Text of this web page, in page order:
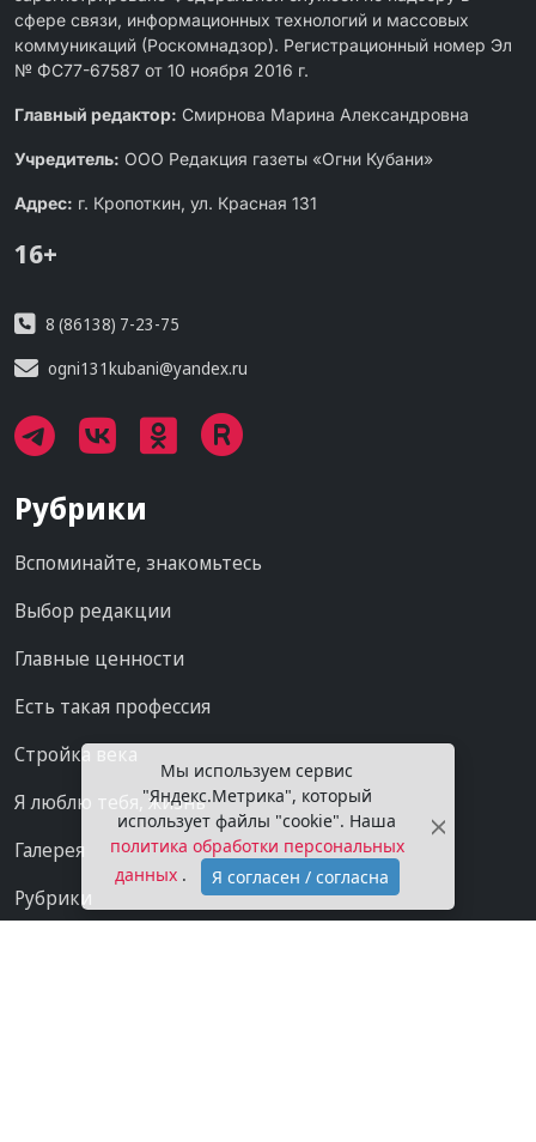
сфере связи, информационных технологий и массовых
коммуникаций (Роскомнадзор). Регистрационный номер Эл
№ ФС77-67587 от 10 ноября 2016 г.
Главный редактор: Смирнова Марина Александровна
Учредитель: ООО Редакция газеты «Огни Кубани»
Адрес: г. Кропоткин, ул. Красная 131
16+
8 (86138) 7-23-75
ogni131kubani@yandex.ru
Рубрики
Вспоминайте, знакомьтесь
Выбор редакции
Главные ценности
Есть такая профессия
Стройка века
Я люблю тебя, жизнь
Галерея
Рубрики
Мы используем сервис
"Яндекс.Метрика", который
использует файлы "cookie". Наша
политика обработки персональных
данных . Я согласен / согласна